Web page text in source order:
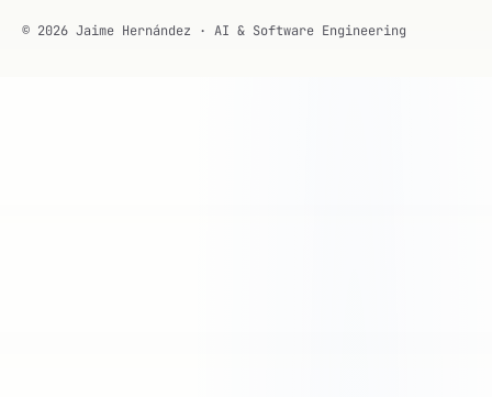
© 2026 Jaime Hernández · AI & Software Engineering